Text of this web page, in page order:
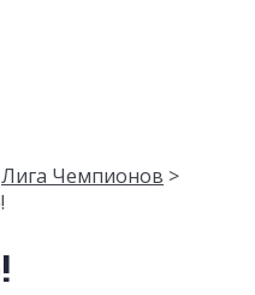
Лига Чемпионов >